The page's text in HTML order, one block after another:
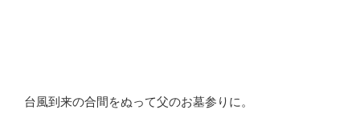
台風到来の合間をぬって父のお墓参りに。